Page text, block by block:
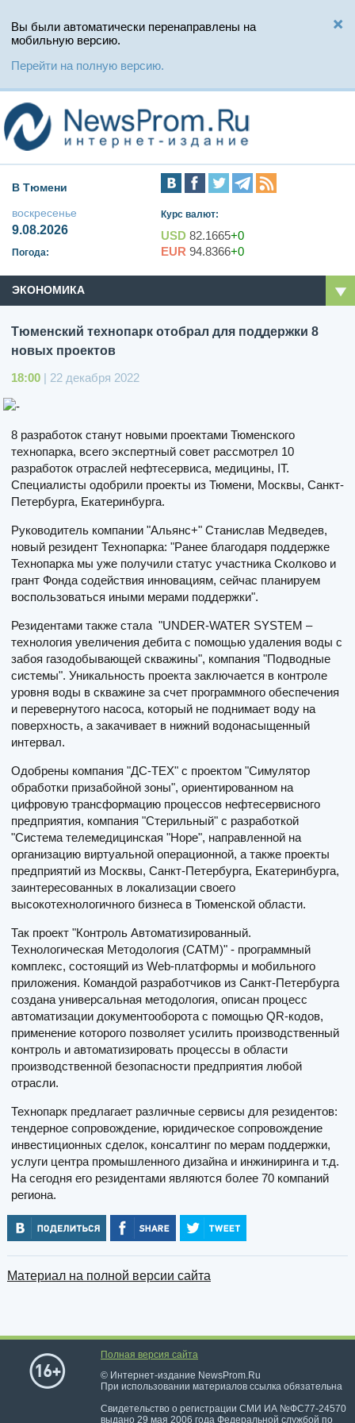
Вы были автоматически перенаправлены на
мобильную версию.
Перейти на полную версию.
В Тюмени
воскресенье
9.08.2026
Погода:
Курс валют:
USD 82.1665+0
EUR 94.8366+0
ЭКОНОМИКА
Тюменский технопарк отобрал для поддержки 8
новых проектов
18:00 | 22 декабря 2022
8 разработок станут новыми проектами Тюменского
технопарка, всего экспертный совет рассмотрел 10
разработок отраслей нефтесервиса, медицины, IT.
Специалисты одобрили проекты из Тюмени, Москвы, Санкт-
Петербурга, Екатеринбурга.
Руководитель компании "Альянс+" Станислав Медведев,
новый резидент Технопарка: "Ранее благодаря поддержке
Технопарка мы уже получили статус участника Сколково и
грант Фонда содействия инновациям, сейчас планируем
воспользоваться иными мерами поддержки".
Резидентами также стала "UNDER-WATER SYSTEM –
технология увеличения дебита с помощью удаления воды с
забоя газодобывающей скважины", компания "Подводные
системы". Уникальность проекта заключается в контроле
уровня воды в скважине за счет программного обеспечения
и перевернутого насоса, который не поднимает воду на
поверхность, а закачивает в нижний водонасыщенный
интервал.
Одобрены компания "ДС-ТЕХ" с проектом "Симулятор
обработки призабойной зоны", ориентированном на
цифровую трансформацию процессов нефтесервисного
предприятия, компания "Стерильный" с разработкой
"Система телемедицинская "Hope", направленной на
организацию виртуальной операционной, а также проекты
предприятий из Москвы, Санкт-Петербурга, Екатеринбурга,
заинтересованных в локализации своего
высокотехнологичного бизнеса в Тюменской области.
Так проект "Контроль Автоматизированный.
Технологическая Методология (CATM)" - программный
комплекс, состоящий из Web-платформы и мобильного
приложения. Командой разработчиков из Санкт-Петербурга
создана универсальная методология, описан процесс
автоматизации документооборота с помощью QR-кодов,
применение которого позволяет усилить производственный
контроль и автоматизировать процессы в области
производственной безопасности предприятия любой
отрасли.
Технопарк предлагает различные сервисы для резидентов:
тендерное сопровождение, юридическое сопровождение
инвестиционных сделок, консалтинг по мерам поддержки,
услуги центра промышленного дизайна и инжиниринга и т.д.
На сегодня его резидентами являются более 70 компаний
региона.
Материал на полной версии сайта
Полная версия сайта
© Интернет-издание NewsProm.Ru
При использовании материалов ссылка обязательна
Свидетельство о регистрации СМИ ИА №ФС77-24570
выдано 29 мая 2006 года Федеральной службой по